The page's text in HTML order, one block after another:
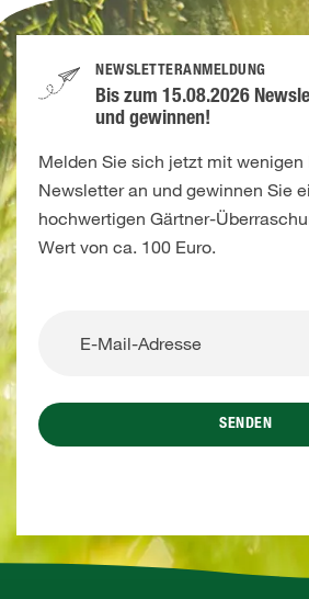
NEWSLETTERANMELDUNG
Bis zum 15.08.2026
und gewinnen!
Melden Sie sich jetzt mit
Newsletter an und gewinnen Sie
hochwertigen Gärtner-
Wert von ca. 100 Euro.
SENDEN